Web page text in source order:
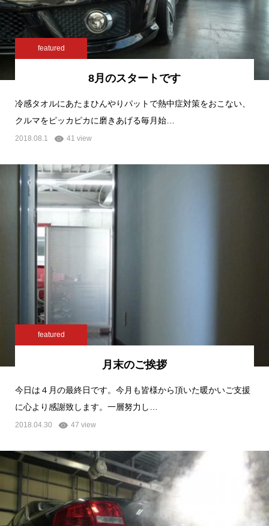
featured
8月のスタートです
冷感タオルにあたまひんやりパットで熱中症対策をおこない、
クルマをピッカピカに磨きあげる毎月始…
2018.08.1 41 view
featured
月末のご挨拶
今日は４月の最終日です。今月も皆様から頂いた暖かいご支援
に心より感謝致します。一層努力し…
2018.04.30 47 view